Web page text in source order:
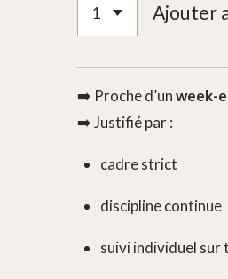
Ajouter
➡️ Proche d’unweek-
➡️ Justifié par :
cadre strict
discipline continue
suivi individuel sur